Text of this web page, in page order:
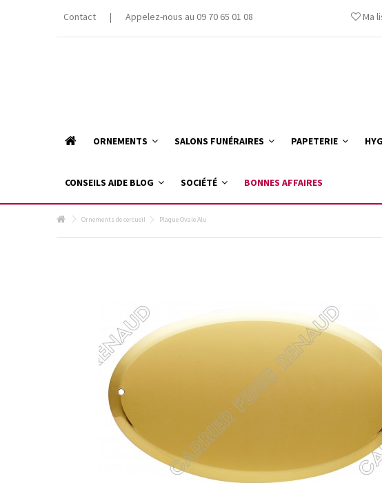
Contact | Appelez-nous au 09 70 65 01 08 Ma
ORNEMENTS SALONS FUNÉRAIRES PAPETERIE
CONSEILS AIDE BLOG SOCIÉTÉ BONNES AFFAIRES
Ornements de cercueil Plaque Ovale Alu